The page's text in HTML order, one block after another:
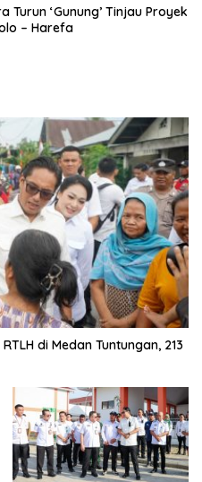
Turun ‘Gunung’ Tinjau Proyek
– Harefa
di Medan Tuntungan, 213